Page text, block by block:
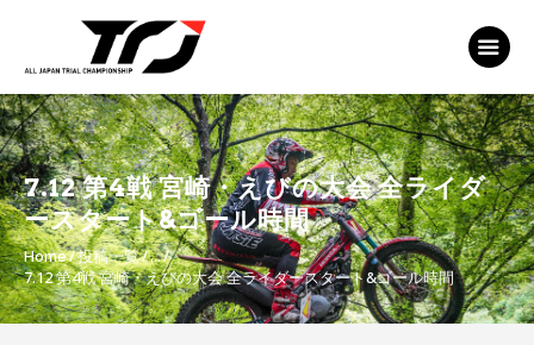
7.12 第4戦 宮崎・えびの大会 全ライダ
ースタート&ゴール時間
Home 投稿一覧 ...
7.12 第4戦 宮崎・えびの大会 全ライダースタート&ゴール時間
MFJ 全日本トライアル選手権
EVENT
TRJ ランキング
MSP Motosports
Promotion TOP